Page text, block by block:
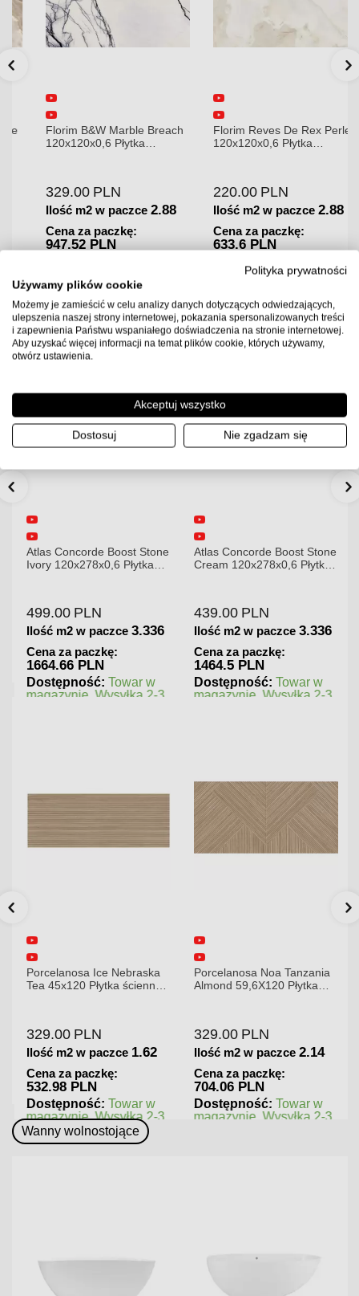
Florim B&W Marble Breach
120x120x0,6 Płytka
329.00 PLN
Ilość m2 w paczce 2.88
Cena za paczkę:
947.52 PLN
dni.
Florim Reves De Rex Perle
120x120x0,6 Płytka
220.00 PLN
Ilość m2 w paczce 2.88
Cena za paczkę:
633.6 PLN
magazynie. Wysyłka 2-3
Atlas Concorde Boost Stone
Ivory 120x278x0,6 Płytka
499.00 PLN
Ilość m2 w paczce 3.336
Cena za paczkę:
1664.66 PLN
Dostępność: Towar w
magazynie. Wysyłka 2-3
Atlas Concorde Boost Stone
Cream 120x278x0,6 Płytka
439.00 PLN
Ilość m2 w paczce 3.336
Cena za paczkę:
1464.5 PLN
Dostępność: Towar w
magazynie. Wysyłka 2-3
Porcelanosa Ice Nebraska
Tea 45x120 Płytka ścienna
329.00 PLN
Ilość m2 w paczce 1.62
Cena za paczkę:
532.98 PLN
Dostępność: Towar w
magazynie. Wysyłka 2-3
dni.
Porcelanosa Noa Tanzania
Almond 59,6X120 Płytka
329.00 PLN
Ilość m2 w paczce 2.14
Cena za paczkę:
704.06 PLN
Dostępność: Towar w
magazynie. Wysyłka 2-3
Wanny wolnostojące
Polityka prywatności
Używamy plików cookie
Możemy je zamieścić w celu analizy danych dotyczących odwiedzających,
ulepszenia naszej strony internetowej, pokazania spersonalizowanych treści
i zapewnienia Państwu wspaniałego doświadczenia na stronie internetowej.
Aby uzyskać więcej informacji na temat plików cookie, których używamy,
otwórz ustawienia.
Akceptuj wszystko
Dostosuj Nie zgadzam się